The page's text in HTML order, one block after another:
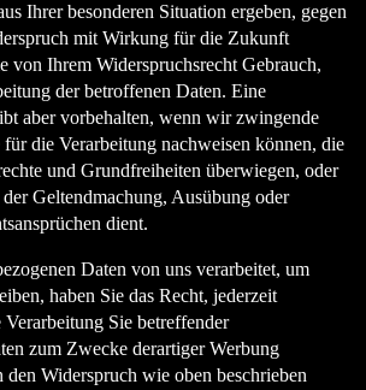
Ihrer besonderen Situation ergeben, gegen
mit Wirkung für die Zukunft
von Ihrem Widerspruchsrecht Gebrauch,
der betroffenen Daten. Eine
aber vorbehalten, wenn wir zwingende
die Verarbeitung nachweisen können, die
und Grundfreiheiten überwiegen, oder
Geltendmachung, Ausübung oder
dient.
Daten von uns verarbeitet, um
haben Sie das Recht, jederzeit
Sie betreffender
zum Zwecke derartiger Werbung
den Widerspruch wie oben beschrieben